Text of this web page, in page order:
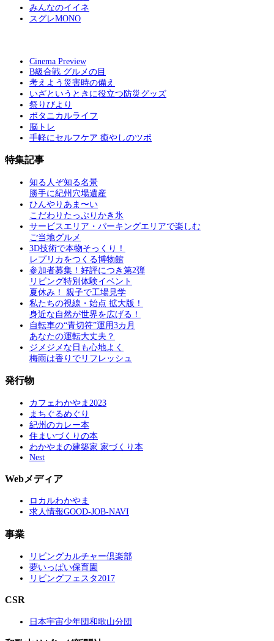
みんなのイイネ
スグレMONO
Cinema Preview
B級合戦 グルメの目
考えよう災害時の備え
いざというときに役立つ防災グッズ
祭りびより
ボタニカルライフ
脳トレ
手軽にセルフケア 癒やしのツボ
特集記事
知る人ぞ知る名景
勝手に紀州穴場遺産
ひんやりあま〜い
こだわりたっぷりかき氷
サービスエリア・パーキングエリアで楽しむ
ご当地グルメ
3D技術で本物そっくり！
レプリカをつくる博物館
参加者募集！好評につき第2弾
リビング特別体験イベント
夏休み！ 親子で工場見学
私たちの視線・始点 拡大版！
身近な自然が世界を広げる！
自転車の“青切符”運用3カ月
あなたの運転大丈夫？
ジメジメな日も心地よく
梅雨は香りでリフレッシュ
発行物
カフェわかやま2023
まちぐるめぐり
紀州のカレー本
住まいづくりの本
わかやまの建築家 家づくり本
Nest
Webメディア
ロカルわかやま
求人情報GOOD-JOB-NAVI
事業
リビングカルチャー倶楽部
夢いっぱい保育園
リビングフェスタ2017
CSR
日本宇宙少年団和歌山分団